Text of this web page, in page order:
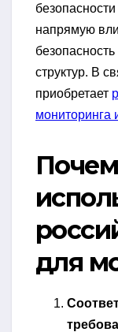
напрямую
структур. В
приобретает
мониторинга
для